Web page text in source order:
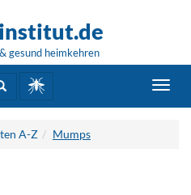
institut.de
gesund heimkehren
A-Z Mumps